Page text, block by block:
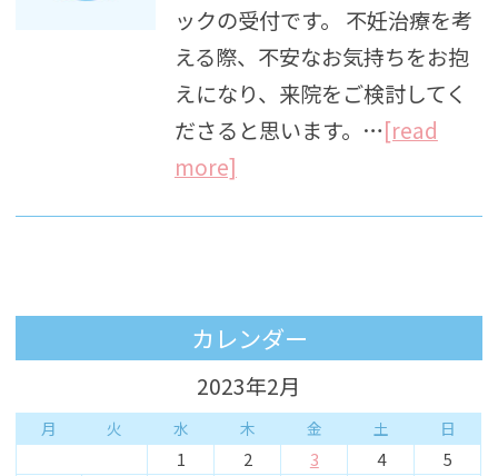
ックの受付です。 不妊治療を考
える際、不安なお気持ちをお抱
えになり、来院をご検討してく
ださると思います。…[read
more]
カレンダー
2023年2月
月 火 水 木 金 土 日
1 2 3 4
5